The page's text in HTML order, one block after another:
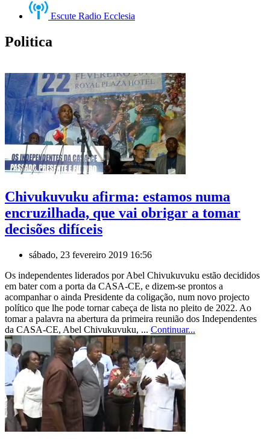
Escute Radio Ecclesia
Politica
Chivukuvuku afirma: estamos numa
encruzilhada, que vai obrigar a tomar
decisões difíceis
sábado, 23 fevereiro 2019 16:56
Os independentes liderados por Abel Chivukuvuku estão decididos
em bater com a porta da CASA-CE, e dizem-se prontos a
acompanhar o ainda Presidente da coligação, num novo projecto
político que lhe pode tornar cabeça de lista no pleito de 2022. Ao
tomar a palavra na abertura da primeira reunião dos Independentes
da CASA-CE, Abel Chivukuvuku, ... Continuar...